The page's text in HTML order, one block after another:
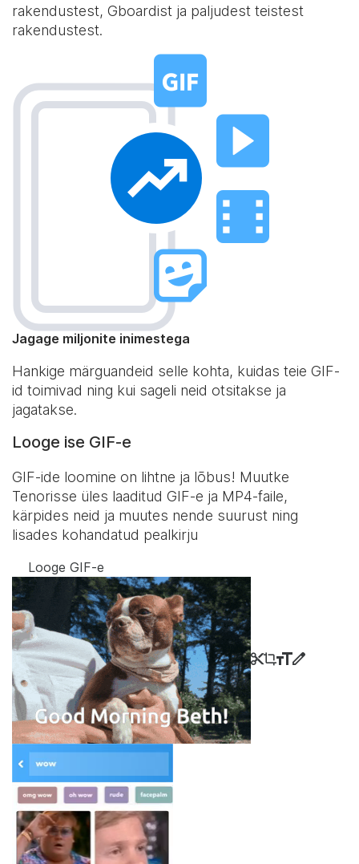
rakendustest, Gboardist ja paljudest teistest
rakendustest.
Jagage miljonite inimestega
Hankige märguandeid selle kohta, kuidas teie GIF-
id toimivad ning kui sageli neid otsitakse ja
jagatakse.
Looge ise GIF-e
GIF-ide loomine on lihtne ja lõbus! Muutke
Tenorisse üles laaditud GIF-e ja MP4-faile,
kärpides neid ja muutes nende suurust ning
lisades kohandatud pealkirju
Looge GIF-e